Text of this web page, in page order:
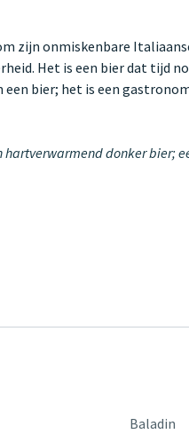
zijn onmiskenbare
Het is een bier dat tijd
een bier; het is een
hartverwarmend donker
Baladin